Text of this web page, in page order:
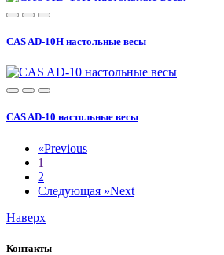
CAS AD-10H настольные весы
CAS AD-10 настольные весы
«Previous
1
2
Следующая »Next
Наверх
Контакты